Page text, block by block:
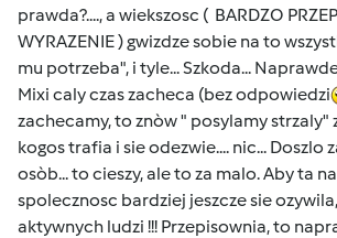
prawda?...., a wiekszosc ( BARDZO
WYRAZENIE ) gwizdze sobie na to
mu potrzeba", i tyle... Szkoda...
Mixi caly czas zacheca (bez odpowiedzi
zachecamy, to znòw " posylamy strzaly"
kogos trafia i sie odezwie.... nic... Doszlo
osòb... to cieszy, ale to za malo. Aby ta
spolecznosc bardziej jeszcze sie
aktywnych ludzi !!! Przepisownia, to